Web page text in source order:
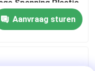
Spanning Plastic
Aanvraag sturen